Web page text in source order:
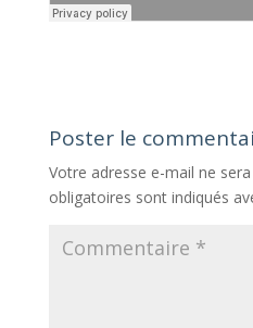
Poster le
Votre adresse e-mail ne
obligatoires sont indiqués